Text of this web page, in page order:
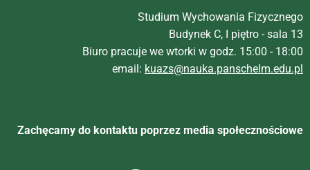
Studium Wychowania Fizycznego
Budynek C, I piętro - sala 13
Biuro pracuje we wtorki w godz. 15:00 - 18:00
email: kuazs@nauka.panschelm.edu.pl
Zachęcamy do kontaktu poprzez media społecznościowe